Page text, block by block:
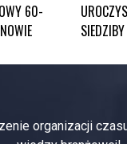
60-
organizacji